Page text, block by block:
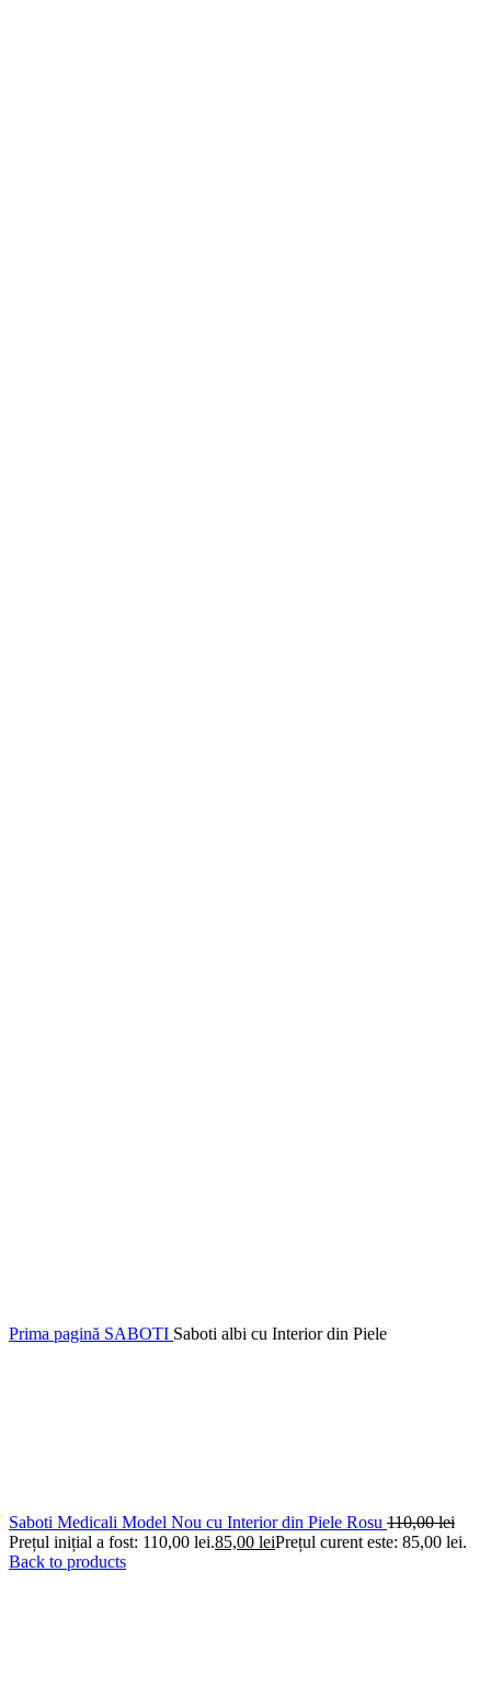
Prima pagină SABOTI Saboti albi cu Interior din Piele
Saboti Medicali Model Nou cu Interior din Piele Rosu 110,00lei
Prețul inițial a fost: 110,00 lei.85,00 leiPrețul curent este: 85,00 lei.
Back to products